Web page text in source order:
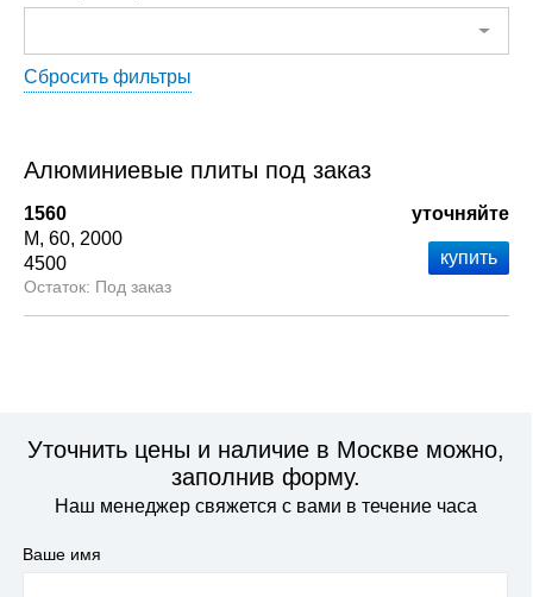
Сбросить фильтры
Алюминиевые плиты под заказ
1560
М 60 2000
4500
Под заказ
уточняйте
Уточнить цены и наличие в Москве можно,
заполнив форму.
Наш менеджер свяжется с вами в течение часа
Ваше имя